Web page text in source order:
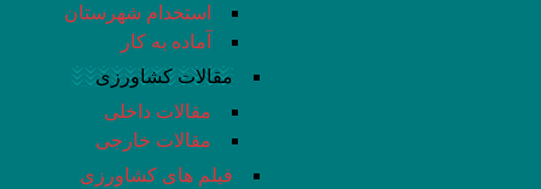
استخدام شهرستان
آماده به کار
مقالات کشاورزی
مقالات داخلی
مقالات خارجی
فیلم های کشاورزی